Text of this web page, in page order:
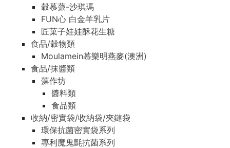
穀慕蒎-沙琪瑪
FUN心 白金羊乳片
匠菓子娃娃酥花生糖
食品/穀物類
Moulamein慕樂明燕麥(澳洲)
食品/抹醬類
藻作坊
醬料類
食品類
收納/密實袋/收納袋/夾鏈袋
環保抗菌密實袋系列
專利魔鬼氈抗菌系列